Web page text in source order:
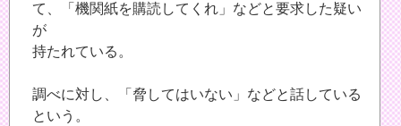
て、「機関紙を購読してくれ」などと要求した疑い
が
持たれている。
調べに対し、「脅してはいない」などと話している
という。